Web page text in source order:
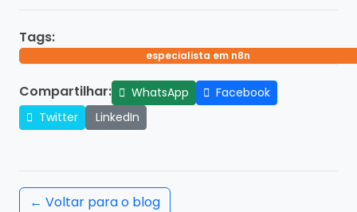
Tags:
integração de sistemas com n8n
automação empresarial com n8n
automação de processos b2b
agência n8n
especialista em n8n
Compartilhar: WhatsApp
Facebook
Twitter
LinkedIn
← Voltar para o blog